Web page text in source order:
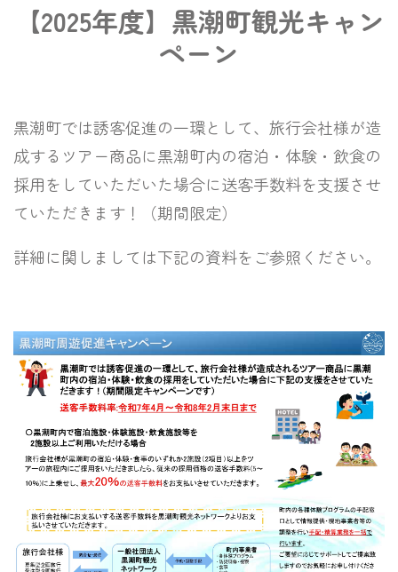
【2025年度】黒潮町観光キャン
ペーン
黒潮町では誘客促進の一環として、旅行会社様が造
成するツアー商品に黒潮町内の宿泊・体験・飲食の
採用をしていただいた場合に送客手数料を支援させ
ていただきます！（期間限定）
詳細に関しましては下記の資料をご参照ください。